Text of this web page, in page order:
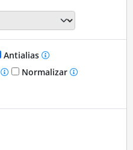
Antialias
Normalizar